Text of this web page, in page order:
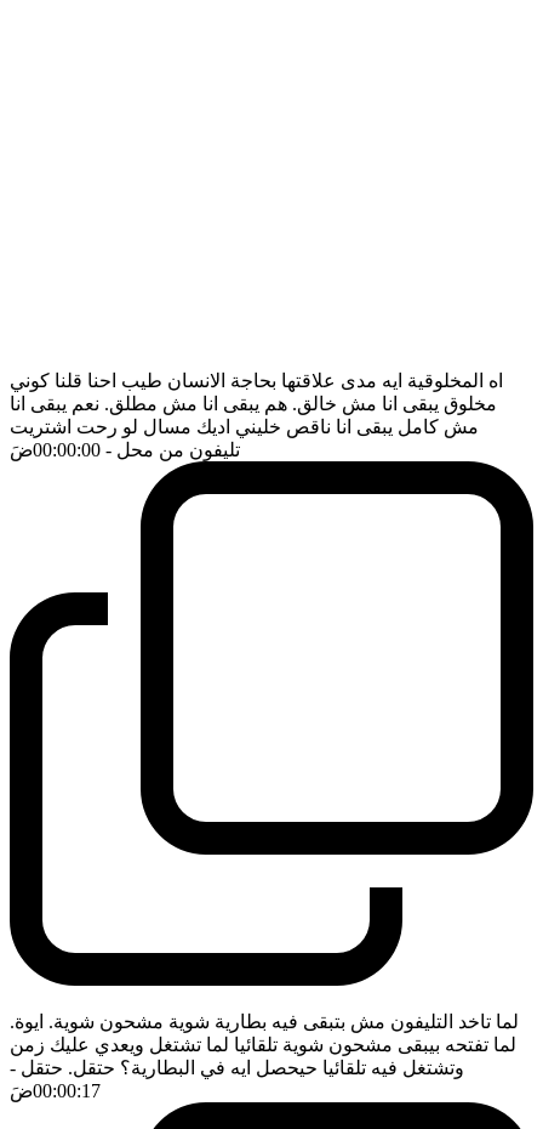
اه المخلوقية ايه مدى علاقتها بحاجة الانسان طيب احنا قلنا كوني
مخلوق يبقى انا مش خالق. هم يبقى انا مش مطلق. نعم يبقى انا
مش كامل يبقى انا ناقص خليني اديك مسال لو رحت اشتريت
تليفون من محل - 00:00:00 ضَ
لما تاخد التليفون مش بتبقى فيه بطارية شوية مشحون شوية. ايوة.
لما تفتحه بيبقى مشحون شوية تلقائيا لما تشتغل ويعدي عليك زمن
وتشتغل فيه تلقائيا حيحصل ايه في البطارية؟ حتقل. حتقل -
00:00:17ضَ